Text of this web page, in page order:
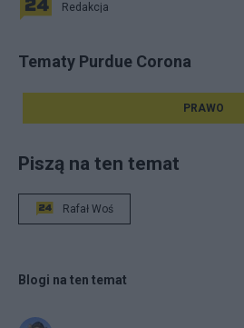
Redakcja
Tematy Purdue Corona
PRAWO
Piszą na ten temat
Rafał Woś
Blogi na ten temat